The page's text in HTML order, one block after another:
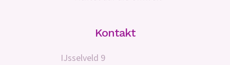
Kontakt
IJsselveld 9